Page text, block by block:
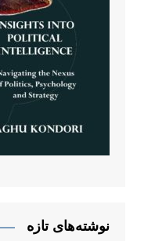
نوشته‌های تازه